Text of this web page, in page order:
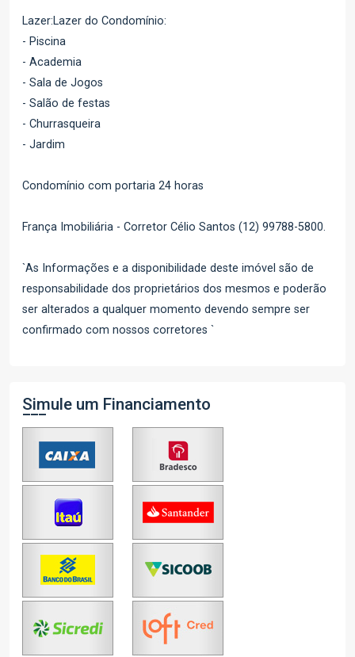
Lazer:Lazer do Condomínio:
- Piscina
- Academia
- Sala de Jogos
- Salão de festas
- Churrasqueira
- Jardim
Condomínio com portaria 24 horas
França Imobiliária - Corretor Célio Santos (12) 99788-5800.
`As Informações e a disponibilidade deste imóvel são de
responsabilidade dos proprietários dos mesmos e poderão
ser alterados a qualquer momento devendo sempre ser
confirmado com nossos corretores `
Simule um Financiamento